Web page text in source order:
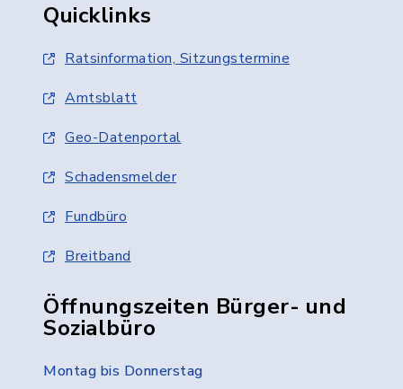
Quicklinks
Ratsinformation, Sitzungstermine
Amtsblatt
Geo-Datenportal
Schadensmelder
Fundbüro
Breitband
Öffnungszeiten Bürger- und
Sozialbüro
Montag bis Donnerstag